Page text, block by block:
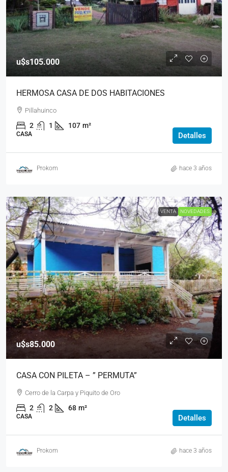
u$s105.000
HERMOSA CASA DE DOS HABITACIONES
Pillahuinco
2 1 107 m²
CASA Detalles
Prokom hace 3 años
VENTA NOVEDADES
u$s85.000
CASA CON PILETA – ” PERMUTA”
Cerro de la Carpa y Piquito de Oro
2 2 68 m²
CASA Detalles
Prokom hace 3 años